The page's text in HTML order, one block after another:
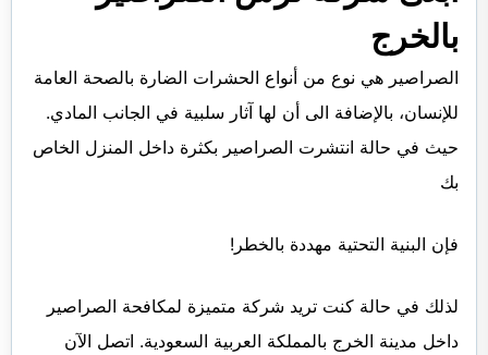
بالخرج
الصراصير هي نوع من أنواع الحشرات الضارة بالصحة العامة
للإنسان، بالإضافة الى أن لها آثار سلبية في الجانب المادي.
حيث في حالة انتشرت الصراصير بكثرة داخل المنزل الخاص
بك
فإن البنية التحتية مهددة بالخطر!
لذلك في حالة كنت تريد شركة متميزة لمكافحة الصراصير
داخل مدينة الخرج بالمملكة العربية السعودية. اتصل الآن